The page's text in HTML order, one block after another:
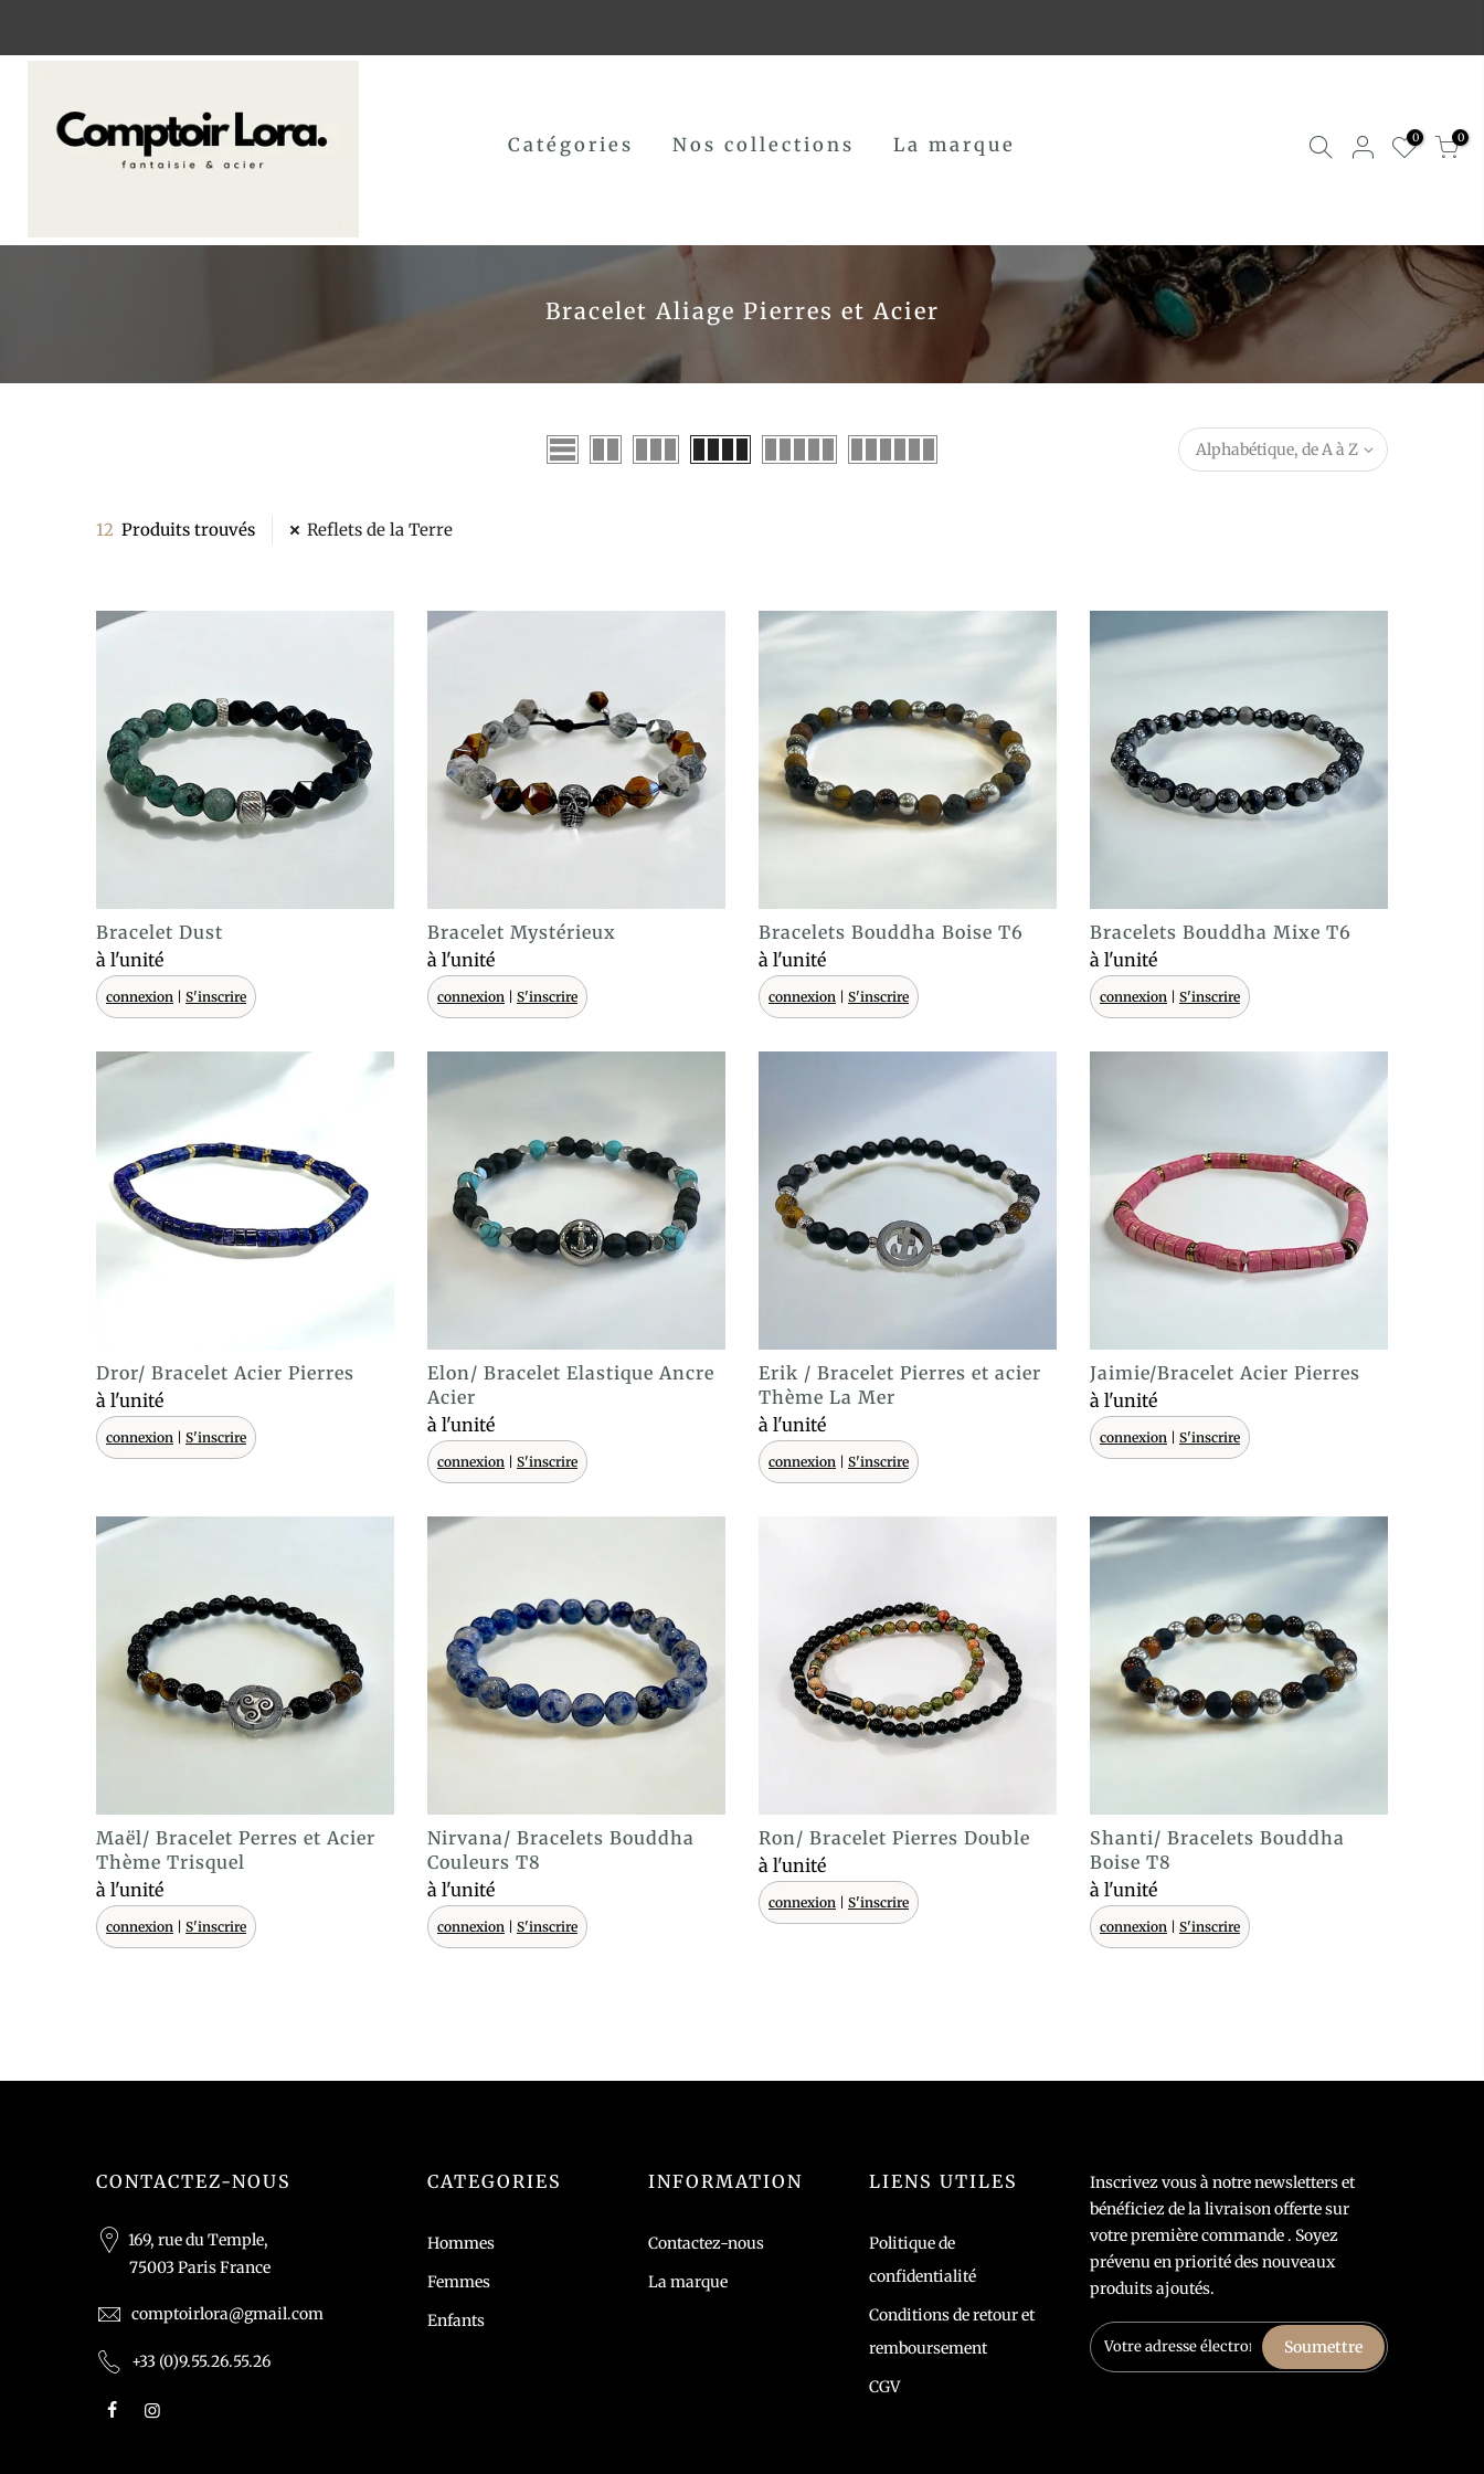
Catégories Nos collections La marque 0 0
Bracelet Aliage Pierres et Acier
Alphabétique, de A à Z
12 Produits trouvés Reflets de la Terre
ACHAT EXPRESS
Bracelet Dust
à l'unité
connexion | S'inscrire
ACHAT EXPRESS
Bracelet Mystérieux
à l'unité
connexion | S'inscrire
ACHAT EXPRESS
Bracelets Bouddha Boise T6
à l'unité
connexion | S'inscrire
ACHAT EXPRESS
Bracelets Bouddha Mixe T6
à l'unité
connexion | S'inscrire
ACHAT EXPRESS
Dror/ Bracelet Acier Pierres
à l'unité
connexion | S'inscrire
ACHAT EXPRESS
Elon/ Bracelet Elastique Ancre
Acier
à l'unité
connexion | S'inscrire
ACHAT EXPRESS
Erik / Bracelet Pierres et acier
Thème La Mer
à l'unité
connexion | S'inscrire
ACHAT EXPRESS
Jaimie/Bracelet Acier Pierres
à l'unité
connexion | S'inscrire
ACHAT EXPRESS
Maël/ Bracelet Perres et Acier
Thème Trisquel
à l'unité
connexion | S'inscrire
ACHAT EXPRESS
Nirvana/ Bracelets Bouddha
Couleurs T8
à l'unité
connexion | S'inscrire
ACHAT EXPRESS
Ron/ Bracelet Pierres Double
à l'unité
connexion | S'inscrire
ACHAT EXPRESS
Shanti/ Bracelets Bouddha
Boise T8
à l'unité
connexion | S'inscrire
CONTACTEZ-NOUS
169, rue du Temple,
75003 Paris France
comptoirlora@gmail.com
+33 (0)9.55.26.55.26
CATEGORIES
Hommes
Femmes
Enfants
INFORMATION
Contactez-nous
La marque
LIENS UTILES
Politique de
confidentialité
Conditions de retour et
remboursement
CGV
Inscrivez vous à notre newsletters et
bénéficiez de la livraison offerte sur
votre première commande . Soyez
prévenu en priorité des nouveaux
produits ajoutés.
Soumettre